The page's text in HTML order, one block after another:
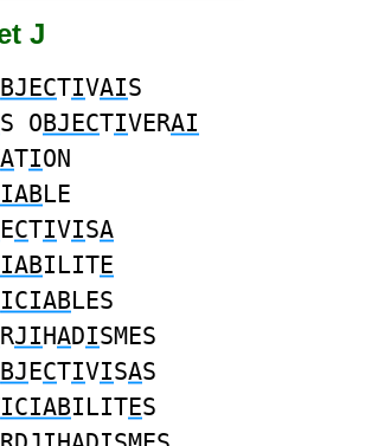
J
BJECTIVAIS
S OBJECTIVERAI
ATION
LE
ECTIVISA
ILITE
ICIABLES
RJIHADISMES
BJECTIVISAS
ICIABILITES